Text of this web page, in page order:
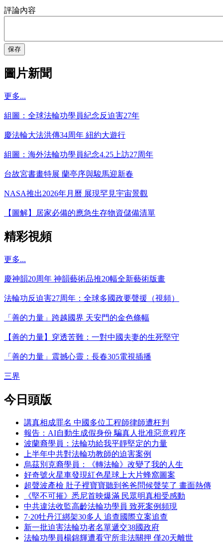
評論內容
保存
圖片新聞
更多...
組圖：全球法輪功學員紀念反迫害27年
慶法輪大法洪傳34周年 紐約大遊行
組圖：海外法輪功學員紀念4.25上訪27周年
台故宮書畫特展 蘭亭序與駿馬迎新春
NASA推出2026年月曆 展現罕見宇宙景觀
【圖解】居家必備的應急生存物資儲備清單
精彩視頻
更多...
慶神韻20周年 神韻藝術品推20幅全新藝術版畫
法輪功反迫害27周年：全球多國政要聲援（視頻）
「善的力量」跨越國界 天安門的金色條幅
【善的力量】穿透苦難：一對中國夫妻的生死堅守
「善的力量」震撼心靈：長春305電視插播
三界
今日頭版
講真相成罪名 中國多位工程師律師遭枉判
報告：AI自動生成假身份 騙真人批准惡意程序
波蘭裔學員：法輪功給我平靜堅定的力量
上半年中共對法輪功教師的迫害案例
烏茲別克裔學員：《轉法輪》改變了我的人生
好奇號火星車發現紅色星球上大片蜂窩圖案
超聲波產檢 肚子裡寶寶聽到爸爸問候聲笑了 畫面熱傳
《堅不可摧》悉尼首映爆滿 民眾明真相受感動
中共違法收監高齡法輪功學員 致死案例頻現
7·20牡丹江綁架30多人 追查國際立案追查
新一批迫害法輪功者名單遞交38國政府
法輪功學員楊錦輝遭看守所非法關押 僅20天離世